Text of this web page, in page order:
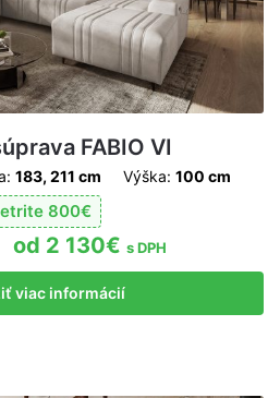
FABIO VI
183, 211 cm Výška: 100 cm
800€
2 130€ s DPH
viac informácií